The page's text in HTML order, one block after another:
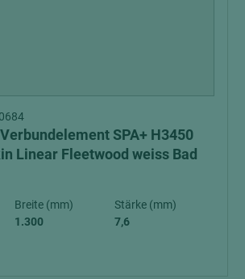
SPA+ H3450
Linear Fleetwood weiss Bad
Breite (mm)
1.300
Stärke (mm)
7,6